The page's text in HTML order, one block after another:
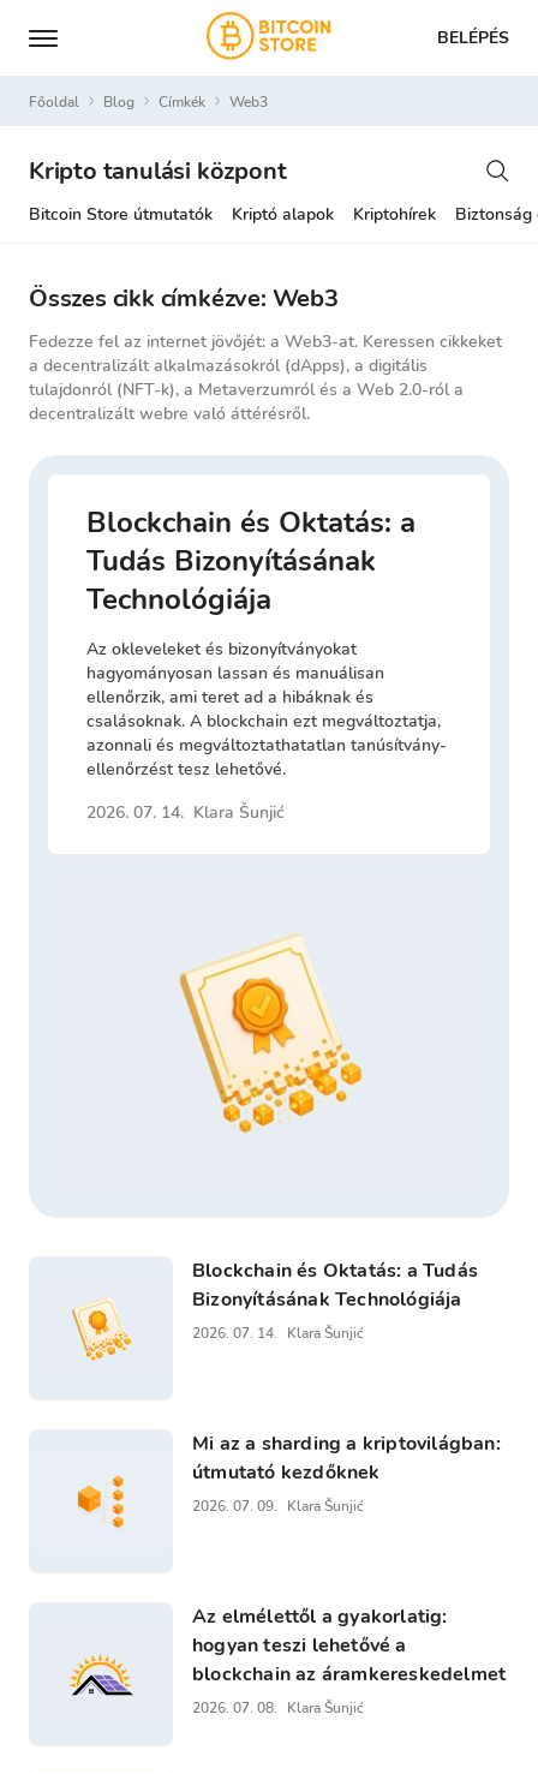
BELÉPÉS
Főoldal Blog Címkék web3
Kripto tanulási központ
Bitcoin Store útmutatók Kriptó alapok Kriptohírek Biztonság
Összes cikk címkézve: Web3
Fedezze fel az internet jövőjét: a Web3-at. Keressen cikkeket
a decentralizált alkalmazásokról (dApps), a digitális
tulajdonról (NFT-k), a Metaverzumról és a Web 2.0-ról a
decentralizált webre való áttérésről.
Blockchain és Oktatás: a
Tudás Bizonyításának
Technológiája
Az okleveleket és bizonyítványokat
hagyományosan lassan és manuálisan
ellenőrzik, ami teret ad a hibáknak és
csalásoknak. A blockchain ezt megváltoztatja,
azonnali és megváltoztathatatlan tanúsítvány-
ellenőrzést tesz lehetővé.
2026. 07. 14. Klara Šunjić
Blockchain és Oktatás: a Tudás
Bizonyításának Technológiája
2026. 07. 14. Klara Šunjić
Mi az a sharding a kriptovilágban:
útmutató kezdőknek
2026. 07. 09. Klara Šunjić
Az elmélettől a gyakorlatig:
hogyan teszi lehetővé a
blockchain az áramkereskedelmet
2026. 07. 08. Klara Šunjić